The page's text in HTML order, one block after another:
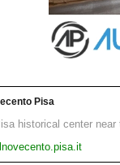
Pisa
historical center